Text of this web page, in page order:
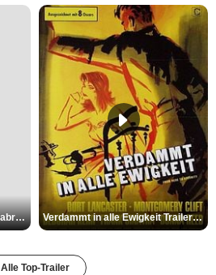
Charlie und die Schokoladenfabrik Trailer OV Verdammt in alle Ewigkeit Trailer OV
Alle Top-Trailer